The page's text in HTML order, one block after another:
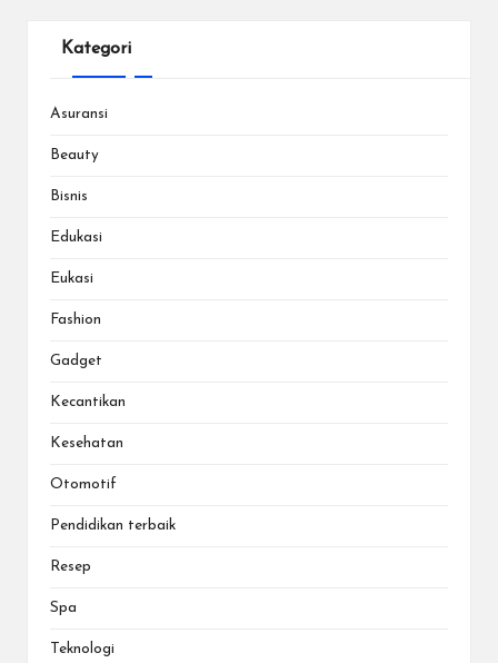
Kategori
Asuransi
Beauty
Bisnis
Edukasi
Eukasi
Fashion
Gadget
Kecantikan
Kesehatan
Otomotif
Pendidikan terbaik
Resep
Spa
Teknologi